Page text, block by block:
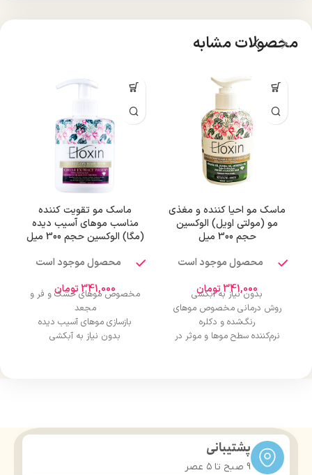
محصولات مشابه
ماسک مو احیا کننده و مغذی
مو (مولتی اویل) الوکسین
حجم 300 میل
محصول موجود است
341,000تومان
بدون نیاز به آبکشی
روش درمانی مخصوص موهای
رنگ‌شده و دکلره
نرم‌کننده سطح موها و موثر در
ماسک مو تقویت کننده
مناسب موهای آسیب دیده
(مگا) الوکسین حجم 300 میل
محصول موجود است
341,000تومان
مخصوص موهای خشک و فر و
مجعد
بازسازی موهای آسیب دیده
بدون نیاز به آبکشی
پشتیبانی
9 صبح تا ۵ عصر